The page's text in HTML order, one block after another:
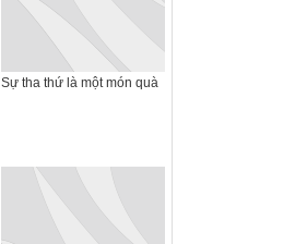
Sự tha thứ là một món quà